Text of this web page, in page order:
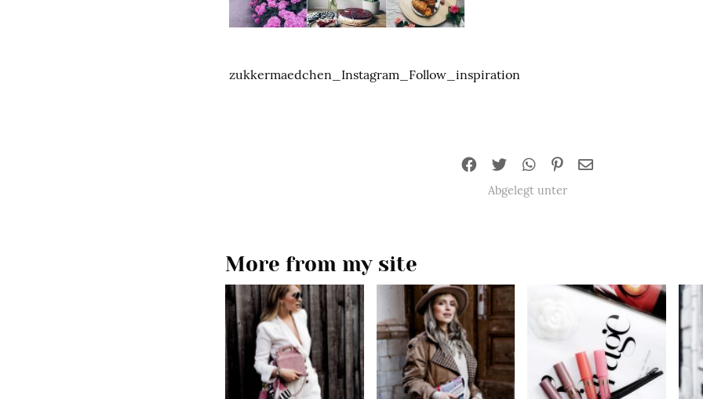
zukkermaedchen_Instagram_Follow_inspiration
Abgelegt unter
More from my site